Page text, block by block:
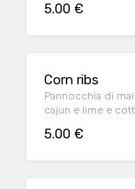
5.00 €
Corn ribs
Pannocchia di
cajun e lime e
5.00 €